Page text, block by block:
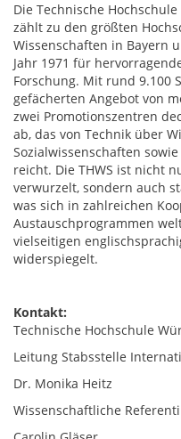
Die Technische
zählt zu den größten
Wissenschaften in Bayern
Jahr 1971 für
Forschung. Mit rund 9.100
gefächerten Angebot von
zwei Promotionszentren
ab, das von Technik über
Sozialwissenschaften
reicht. Die THWS ist nicht
verwurzelt, sondern auch
was sich in zahlreichen
Austauschprogrammen
vielseitigen
widerspiegelt.
Kontakt:
Technische Hochschule
Leitung Stabsstelle
Dr. Monika Heitz
Wissenschaftliche